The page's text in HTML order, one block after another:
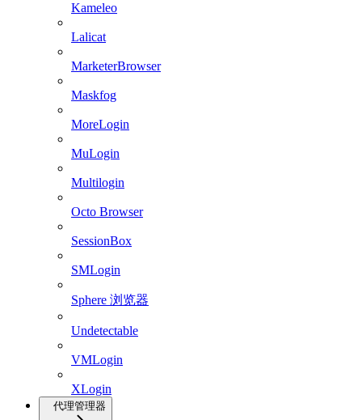
Kameleo
Lalicat
MarketerBrowser
Maskfog
MoreLogin
MuLogin
Multilogin
Octo Browser
SessionBox
SMLogin
Sphere 浏览器
Undetectable
VMLogin
XLogin
代理管理器